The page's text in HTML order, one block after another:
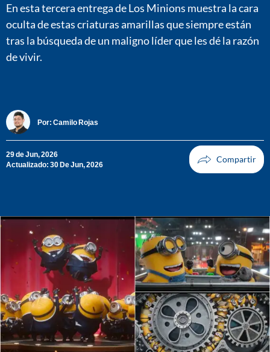
En esta tercera entrega de Los Minions muestra la cara
oculta de estas criaturas amarillas que siempre están
tras la búsqueda de un maligno líder que les dé la razón
de vivir.
Por: Camilo Rojas
29 de Jun, 2026
Actualizado: 30 De Jun, 2026